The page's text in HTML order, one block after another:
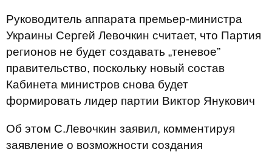
Руководитель аппарата премьер-министра
Украины Сергей Левочкин считает, что Партия
регионов не будет создавать „теневое”
правительство, поскольку новый состав
Кабинета министров снова будет
формировать лидер партии Виктор Янукович
Об этом С.Левочкин заявил, комментируя
заявление о возможности создания